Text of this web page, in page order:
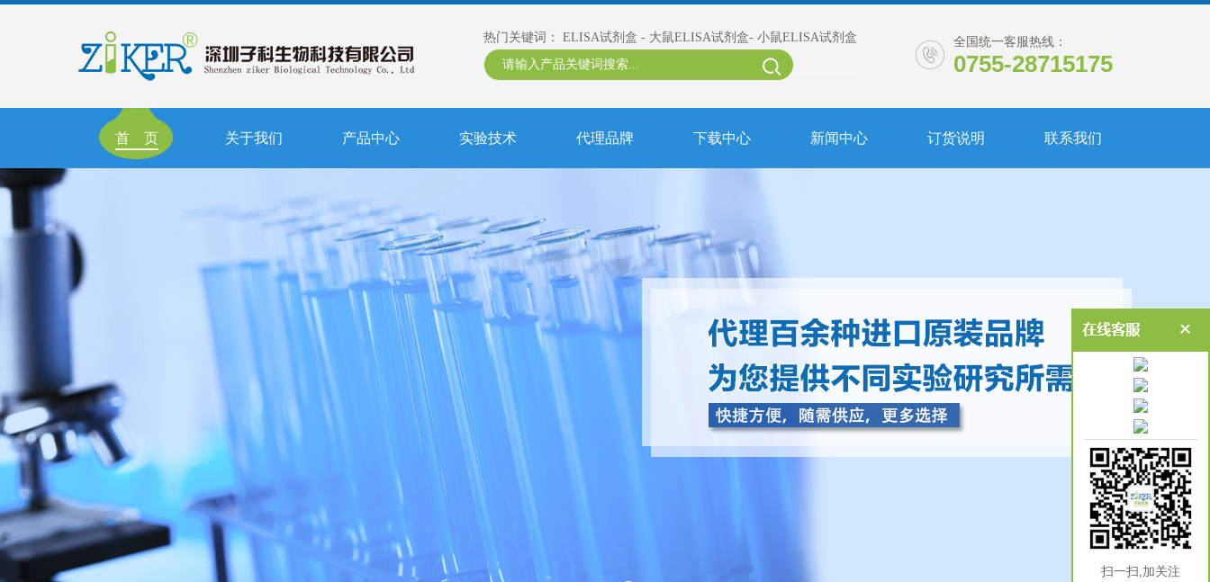
热门关键词： ELISA试剂盒 - 大鼠ELISA试剂盒- 小鼠ELISA试剂盒 全国统一客服热线：
0755-28715175
首 页 关于我们 产品中心 实验技术 代理品牌 下载中心 新闻中心 订货说明 联系我们
扫一扫,加关注